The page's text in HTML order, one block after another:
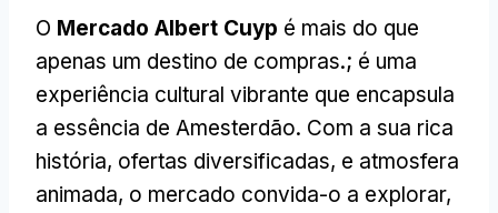
O Mercado Albert Cuyp é mais do que
apenas um destino de compras.; é uma
experiência cultural vibrante que encapsula
a essência de Amesterdão. Com a sua rica
história, ofertas diversificadas, e atmosfera
animada, o mercado convida-o a explorar,